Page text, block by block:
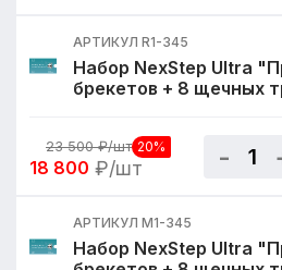
АРТИКУЛ R1-345
Набор NexStep Ultra
брекетов + 8 щечных
23 500₽/шт 20%
18 800 ₽/шт
АРТИКУЛ M1-345
Набор NexStep Ultra